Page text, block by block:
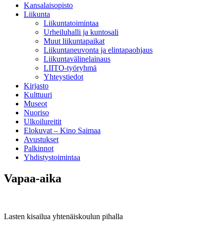
Kansalaisopisto
Liikunta
Liikuntatoimintaa
Urheiluhalli ja kuntosali
Muut liikuntapaikat
Liikuntaneuvonta ja elintapaohjaus
Liikuntavälinelainaus
LIITO-työryhmä
Yhteystiedot
Kirjasto
Kulttuuri
Museot
Nuoriso
Ulkoilureitit
Elokuvat – Kino Saimaa
Avustukset
Palkinnot
Yhdistystoimintaa
Vapaa-aika
Lasten kisailua yhtenäiskoulun pihalla